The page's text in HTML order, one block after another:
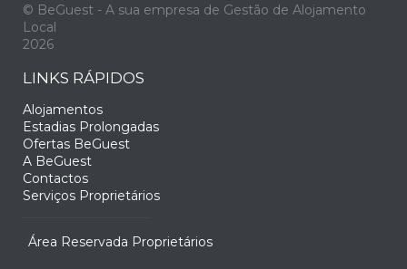
© BeGuest - A sua empresa de Gestão de Alojamento
Local
2026
LINKS RÁPIDOS
Alojamentos
Estadias Prolongadas
Ofertas BeGuest
A BeGuest
Contactos
Serviços Proprietários
Área Reservada Proprietários